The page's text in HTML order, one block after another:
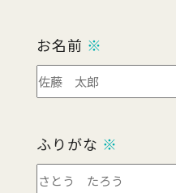
お名前 ※
ふりがな ※